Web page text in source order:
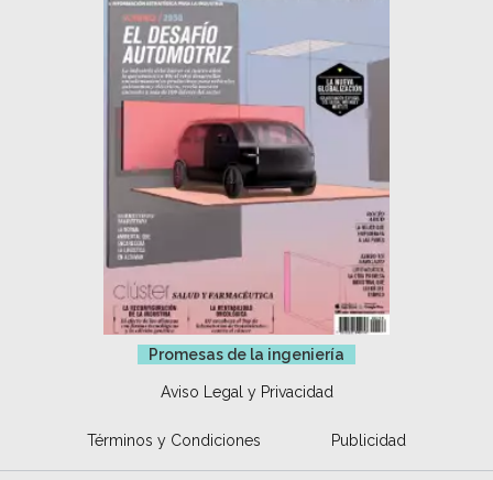
Promesas de la ingeniería
Aviso Legal y Privacidad
Términos y Condiciones Publicidad